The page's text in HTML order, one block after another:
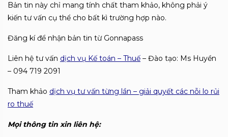
Bản tin này chỉ mang tính chất tham khảo, không phải ý
kiến tư vấn cụ thể cho bất kì trường hợp nào.
Đăng kí để nhận bản tin từ Gonnapass
Liên hệ tư vấn dịch vụ Kế toán – Thuế – Đào tạo: Ms Huyền
– 094 719 2091
Tham khảo dịch vụ tư vấn từng lần – giải quyết các nỗi lo rủi
ro thuế
Mọi thông tin xin liên hệ: